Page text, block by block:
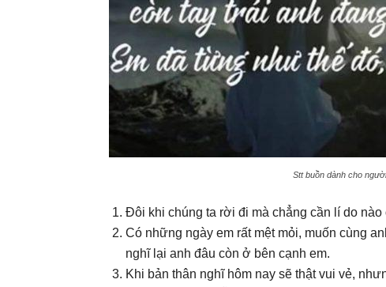
Stt buồn dành cho
Đôi khi chúng ta rời đi mà chẳng cần lí do nào
Có những ngày em rất mệt mỏi, muốn cùng
nghĩ lại anh đâu còn ở bên cạnh em.
Khi bản thân nghĩ hôm nay sẽ thật vui vẻ,